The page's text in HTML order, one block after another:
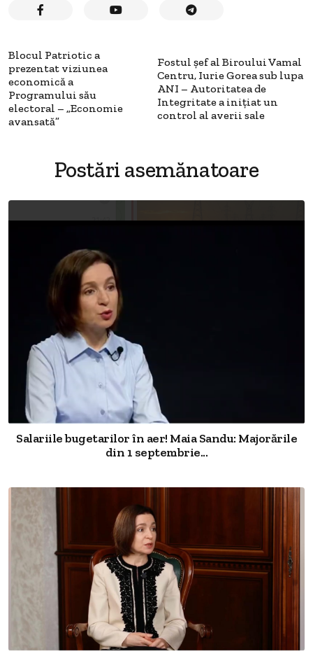
Blocul Patriotic a
prezentat viziunea
economică a
Programului său
electoral – „Economie
avansată”
Fostul șef al Biroului Vamal
Centru, Iurie Gorea sub lupa
ANI – Autoritatea de
Integritate a inițiat un
control al averii sale
Postări asemănatoare
Salariile bugetarilor în aer! Maia Sandu: Majorările
din 1 septembrie...